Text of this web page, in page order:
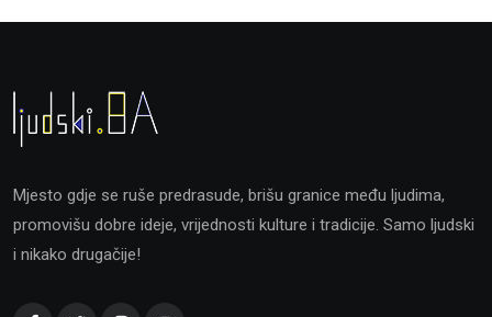
Mjesto gdje se ruše predrasude, brišu granice među ljudima,
promovišu dobre ideje, vrijednosti kulture i tradicije. Samo ljudski
i nikako drugačije!